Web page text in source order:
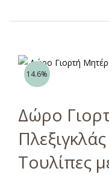
14.6%
Δώρο
Τουλίπες